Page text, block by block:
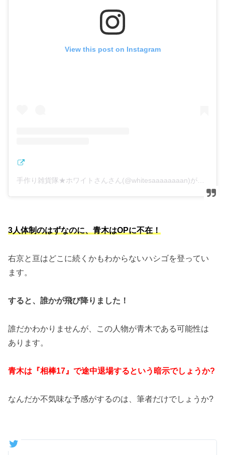
View this post on Instagram
3人体制のはずなのに、青木はOPに不在！
右京と亘はどこに続くかもわからないハシゴを登ってい
ます。
すると、誰かが飛び降りました！
誰だかわかりませんが、この人物が青木である可能性は
あります。
青木は『相棒17』で途中退場するという暗示でしょうか?
なんだか不気味な予感がするのは、筆者だけでしょうか?